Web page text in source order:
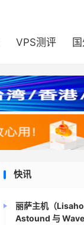
VPS测评
快讯
丽萨主机（
Astound 与